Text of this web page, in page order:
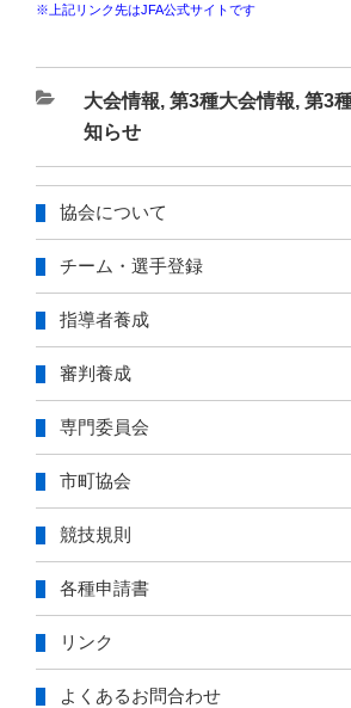
※上記リンク先はJFA公式サイトです
カ
テ
ゴ
ー
大会情報, 第3種大会情報, 第3
知らせ
協会について
チーム・選手登録
指導者養成
審判養成
専門委員会
市町協会
競技規則
各種申請書
リンク
よくあるお問合わせ